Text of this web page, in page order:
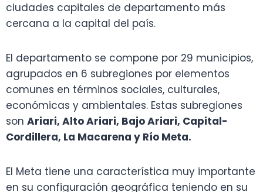
ciudades capitales de departamento más
cercana a la capital del país.
El departamento se compone por 29 municipios,
agrupados en 6 subregiones por elementos
comunes en términos sociales, culturales,
económicas y ambientales. Estas subregiones
son Ariari, Alto Ariari, Bajo Ariari, Capital-
Cordillera, La Macarena y Río Meta.
El Meta tiene una característica muy importante
en su configuración geográfica teniendo en su